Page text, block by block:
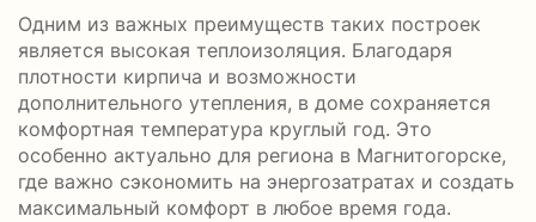
Одним из важных преимуществ таких построек
является высокая теплоизоляция. Благодаря
плотности кирпича и возможности
дополнительного утепления, в доме сохраняется
комфортная температура круглый год. Это
особенно актуально для региона в Магнитогорске,
где важно сэкономить на энергозатратах и создать
максимальный комфорт в любое время года.